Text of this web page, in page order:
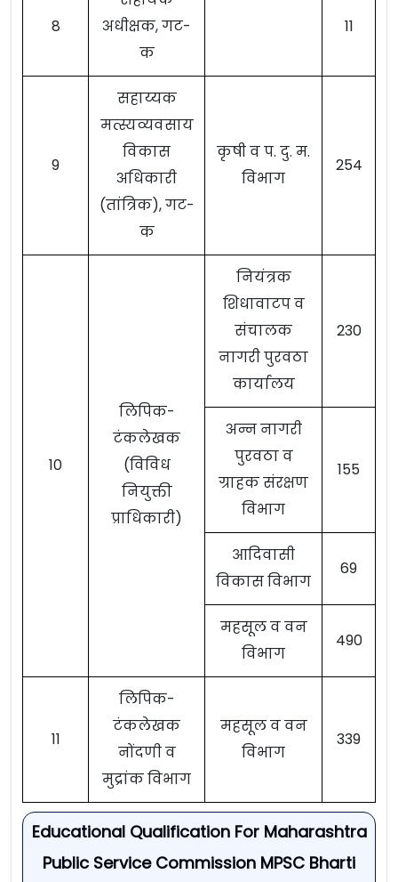
8
अधीक्षक, गट-
क
11
9
सहाय्यक
मत्स्यव्यवसाय
विकास
अधिकारी
(तांत्रिक), गट-
क
कृषी व प. दु. म.
विभाग
254
10
लिपिक-
टंकलेखक
(विविध
नियुक्ती
प्राधिकारी)
नियंत्रक
शिधावाटप व
संचालक
नागरी पुरवठा
कार्यालय
230
अन्न नागरी
पुरवठा व
ग्राहक संरक्षण
विभाग
155
आदिवासी
विकास विभाग
69
महसूल व वन
विभाग
490
11
लिपिक-
टंकलेखक
नोंदणी व
मुद्रांक विभाग
महसूल व वन
विभाग
339
Educational Qualification For Maharashtra
Public Service Commission MPSC Bharti